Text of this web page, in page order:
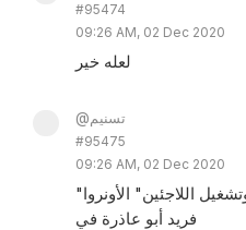
#95474
09:26 AM, 02 Dec 2020
لعله خير
@تسنيم
#95475
09:26 AM, 02 Dec 2020
اللاجئين" الأونروا"
فريد أبو عاذرة في